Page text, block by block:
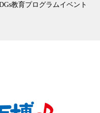
教育プログラムイベント